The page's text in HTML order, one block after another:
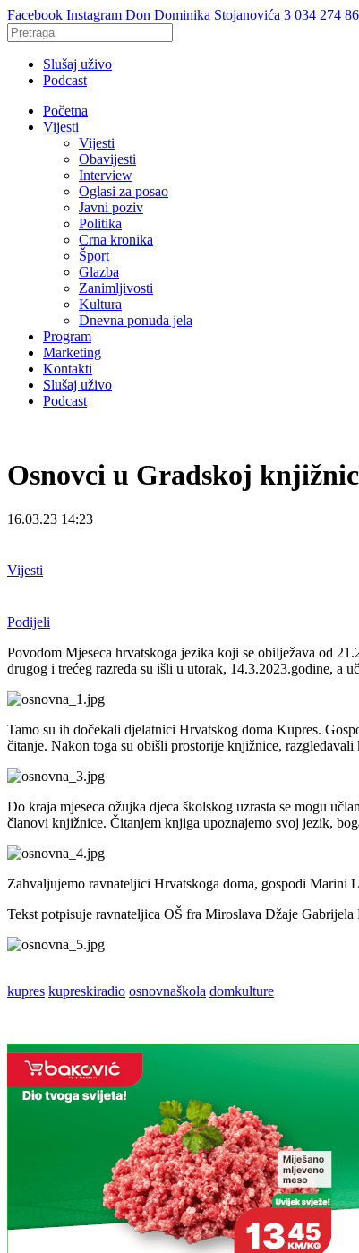
Facebook Instagram Don Dominika Stojanovića 3 034 274
Slušaj uživo
Podcast
Početna
Vijesti
Vijesti
Obavijesti
Interview
Oglasi za posao
Javni poziv
Politika
Crna kronika
Šport
Glazba
Zanimljivosti
Kultura
Dnevna ponuda jela
Program
Marketing
Kontakti
Slušaj uživo
Podcast
Osnovci u Gradskoj
16.03.23 14:23
Vijesti
Podijeli
Povodom Mjeseca hrvatskoga jezika koji se obilježava od
drugog i trećeg razreda su išli u utorak, 14.3.2023.godine, a
Tamo su ih dočekali djelatnici Hrvatskog doma Kupres.
čitanje. Nakon toga su obišli prostorije knjižnice,
Do kraja mjeseca ožujka djeca školskog uzrasta se mogu
članovi knjižnice. Čitanjem knjiga upoznajemo svoj jezik,
Zahvaljujemo ravnateljici Hrvatskoga doma, gospođi Marini
Tekst potpisuje ravnateljica OŠ fra Miroslava Džaje Gabrijela
kupres kupreskiradio osnovnaškola domkulture